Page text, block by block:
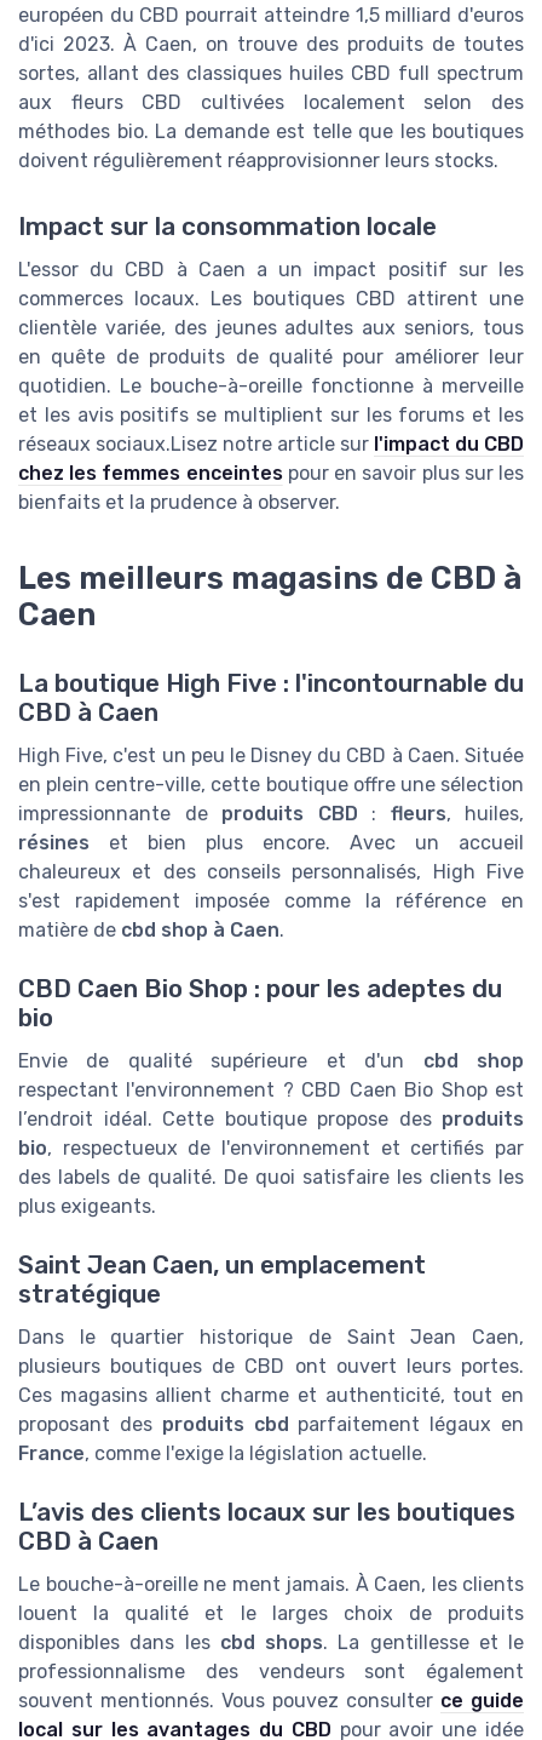
européen du CBD pourrait atteindre 1,5 milliard d'euros
d'ici 2023. À Caen, on trouve des produits de toutes
sortes, allant des classiques huiles CBD full spectrum
aux fleurs CBD cultivées localement selon des
méthodes bio. La demande est telle que les boutiques
doivent régulièrement réapprovisionner leurs stocks.
Impact sur la consommation locale
L'essor du CBD à Caen a un impact positif sur les
commerces locaux. Les boutiques CBD attirent une
clientèle variée, des jeunes adultes aux seniors, tous
en quête de produits de qualité pour améliorer leur
quotidien. Le bouche-à-oreille fonctionne à merveille
et les avis positifs se multiplient sur les forums et les
réseaux sociaux.Lisez notre article sur l'impact du CBD
chez les femmes enceintespour en savoir plus sur les
bienfaits et la prudence à observer.
Les meilleurs magasins de CBD à
Caen
La boutique High Five : l'incontournable du
CBD à Caen
High Five, c'est un peu le Disney du CBD à Caen. Située
en plein centre-ville, cette boutique offre une sélection
impressionnante de produits CBD : fleurs, huiles,
résines et bien plus encore. Avec un accueil
chaleureux et des conseils personnalisés, High Five
s'est rapidement imposée comme la référence en
matière de cbd shop à Caen.
CBD Caen Bio Shop : pour les adeptes du
bio
Envie de qualité supérieure et d'un cbd shop
respectant l'environnement ? CBD Caen Bio Shop est
l’endroit idéal. Cette boutique propose des produits
bio, respectueux de l'environnement et certifiés par
des labels de qualité. De quoi satisfaire les clients les
plus exigeants.
Saint Jean Caen, un emplacement
stratégique
Dans le quartier historique de Saint Jean Caen,
plusieurs boutiques de CBD ont ouvert leurs portes.
Ces magasins allient charme et authenticité, tout en
proposant des produits cbd parfaitement légaux en
France, comme l'exige la législation actuelle.
L’avis des clients locaux sur les boutiques
CBD à Caen
Le bouche-à-oreille ne ment jamais. À Caen, les clients
louent la qualité et le larges choix de produits
disponibles dans les cbd shops. La gentillesse et le
professionnalisme des vendeurs sont également
souvent mentionnés. Vous pouvez consulter ce guide
local sur les avantages du CBD pour avoir une idée